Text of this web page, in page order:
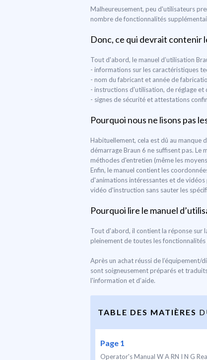
Malheureusement, peu d'utilisateurs
nombre de fonctionnalités
Donc, ce qui devrait contenir
Tout d'abord, le manuel d’utilisation
- informations sur les caractéristiques
- nom du fabricant et année de
- instructions d'utilisation, de réglage et
- signes de sécurité et attestations
Pourquoi nous ne lisons pas
Habituellement, cela est dû au manque
démarrage Braun 6 ne suffisent pas.
méthodes d'entretien (même les
Enfin, le manuel contient les
d'animations intéressantes et de
vidéo d'instruction sans sauter les
Pourquoi lire le manuel
Tout d'abord, il contient la réponse sur
pleinement de toutes les
Après un achat réussi de
sont soigneusement préparés et
l'information et d’aide.
TABLE DES MATIÈRES
Page 1
Operator's Manual W A RN I N G